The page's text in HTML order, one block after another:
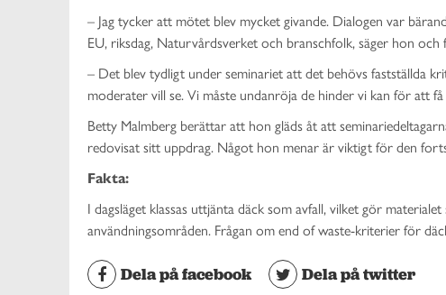
– Jag tycker att mötet blev mycket givande. Dialogen var
EU, riksdag, Naturvårdsverket och branschfolk, säger hon
– Det blev tydligt under seminariet att det behövs fastställda
moderater vill se. Vi måste undanröja de hinder vi kan för att
Betty Malmberg berättar att hon gläds åt att
redovisat sitt uppdrag. Något hon menar är viktigt för den
Fakta:
I dagsläget klassas uttjänta däck som avfall, vilket gör
användningsområden. Frågan om end of waste-kriterier för
Dela på facebook Dela på twitter